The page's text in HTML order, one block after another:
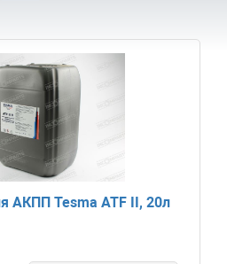
АКПП Tesma ATF II, 20л